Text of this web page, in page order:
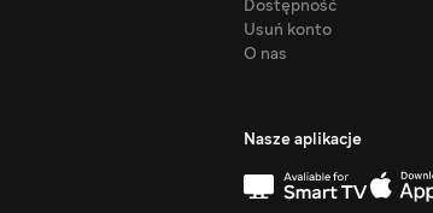
Dostępność
Usuń konto
O nas
Nasze aplikacje